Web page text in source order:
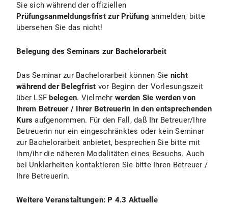
Sie sich während der offiziellen
Prüfungsanmeldungsfrist zur Prüfung anmelden, bitte
übersehen Sie das nicht!
Belegung des Seminars zur Bachelorarbeit
Das Seminar zur Bachelorarbeit können Sie nicht
während der Belegfrist vor Beginn der Vorlesungszeit
über LSFbelegen. Vielmehr werden Sie werden von
Ihrem Betreuer / Ihrer Betreuerin in den entsprechenden
Kurs aufgenommen. Für den Fall, daß Ihr Betreuer/Ihre
Betreuerin nur ein eingeschränktes oder kein Seminar
zur Bachelorarbeit anbietet, besprechen Sie bitte mit
ihm/ihr die näheren Modalitäten eines Besuchs. Auch
bei Unklarheiten kontaktieren Sie bitte Ihren Betreuer /
Ihre Betreuerin.
Weitere Veranstaltungen: P 4.3 Aktuelle